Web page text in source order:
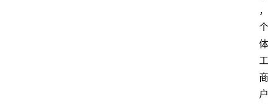
，
个
体
工
商
户